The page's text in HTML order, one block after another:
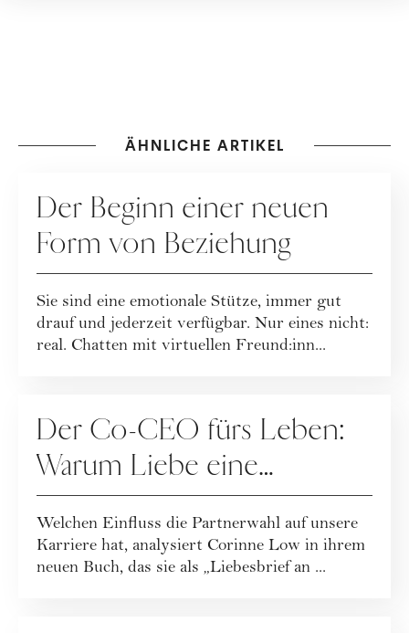
ÄHNLICHE ARTIKEL
Der Beginn einer neuen
Form von Beziehung
Sie sind eine emotionale Stütze, immer gut
drauf und jederzeit verfügbar. Nur eines nicht:
real. Chatten mit virtuellen Freund:inn...
Der Co-CEO fürs Leben:
Warum Liebe eine
Karriereentscheidung ist
Welchen Einfluss die Partnerwahl auf unsere
Karriere hat, analysiert Corinne Low in ihrem
neuen Buch, das sie als „Liebesbrief an ...